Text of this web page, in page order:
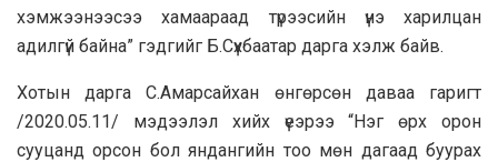
хэмжээнээсээ хамаараад түрээсийн үнэ харилцан
адилгүй байна” гэдгийг Б.Сүхбаатар дарга хэлж байв.
Хотын дарга С.Амарсайхан өнгөрсөн даваа гаригт
/2020.05.11/ мэдээлэл хийх үеэрээ “Нэг өрх орон
сууцанд орсон бол яндангийн тоо мөн дагаад буурах